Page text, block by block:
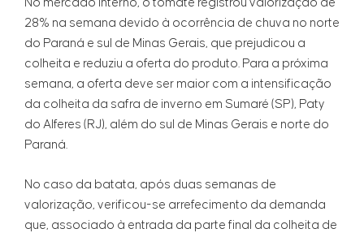
No mercado interno, o tomate registrou valorização de
28% na semana devido à ocorrência de chuva no norte
do Paraná e sul de Minas Gerais, que prejudicou a
colheita e reduziu a oferta do produto. Para a próxima
semana, a oferta deve ser maior com a intensificação
da colheita da safra de inverno em Sumaré (SP), Paty
do Alferes (RJ), além do sul de Minas Gerais e norte do
Paraná.
No caso da batata, após duas semanas de
valorização, verificou-se arrefecimento da demanda
que, associado à entrada da parte final da colheita de